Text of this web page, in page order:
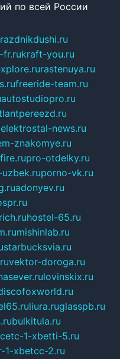
по всей России
fr.rukraft-you.ru
rastenuya.ru
freeride-team.ru
autostudiopro.ru
elektrostal-news.ru
znakomye.ru
pro-otdelky.ru
porno-vk.ru
adonyev.ru
hostel-65.ru
mishinlab.ru
starbucksvia.ru
vektor-doroga.ru
lovinskix.ru
liura.ruglasspb.ru
bulkitula.ru
1-xbetti-5.ru
1-xbetcc-2.ru